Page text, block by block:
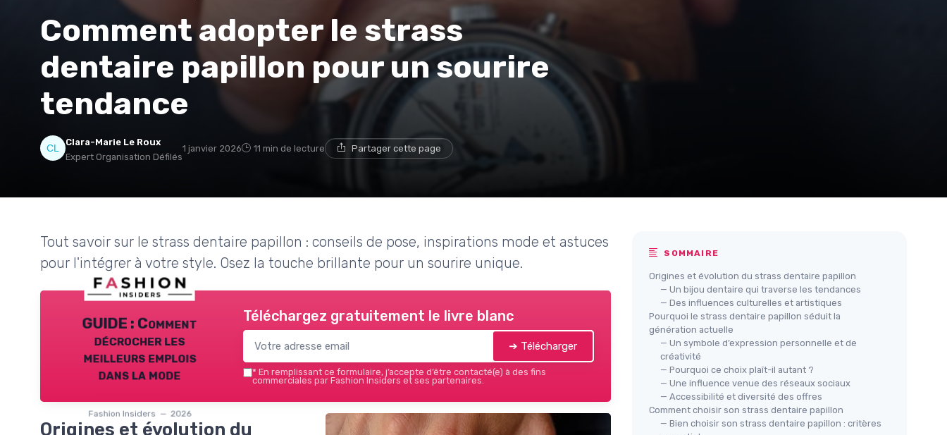
Comment adopter le strass
dentaire papillon pour un sourire
tendance
Clara-Marie Le Roux
Expert Organisation Défilés
1 janvier 2026 11 min de lecture Partager cette page
Tout savoir sur le strass dentaire papillon : conseils de pose, inspirations mode et astuces
pour l'intégrer à votre style. Osez la touche brillante pour un sourire unique.
GUIDE : Comment
décrocher les
meilleurs emplois
dans la mode
Fashion Insiders — 2026
Téléchargez gratuitement le livre blanc
➔ Télécharger
* En remplissant ce formulaire, j’accepte d’être contacté(e) à des fins
commerciales par Fashion Insiders et ses partenaires.
Origines et évolution du
SOMMAIRE
Origines et évolution du strass dentaire papillon
— Un bijou dentaire qui traverse les tendances
— Des influences culturelles et artistiques
Pourquoi le strass dentaire papillon séduit la
génération actuelle
— Un symbole d’expression personnelle et de
créativité
— Pourquoi ce choix plaît-il autant ?
— Une influence venue des réseaux sociaux
— Accessibilité et diversité des offres
Comment choisir son strass dentaire papillon
— Bien choisir son strass dentaire papillon : critères